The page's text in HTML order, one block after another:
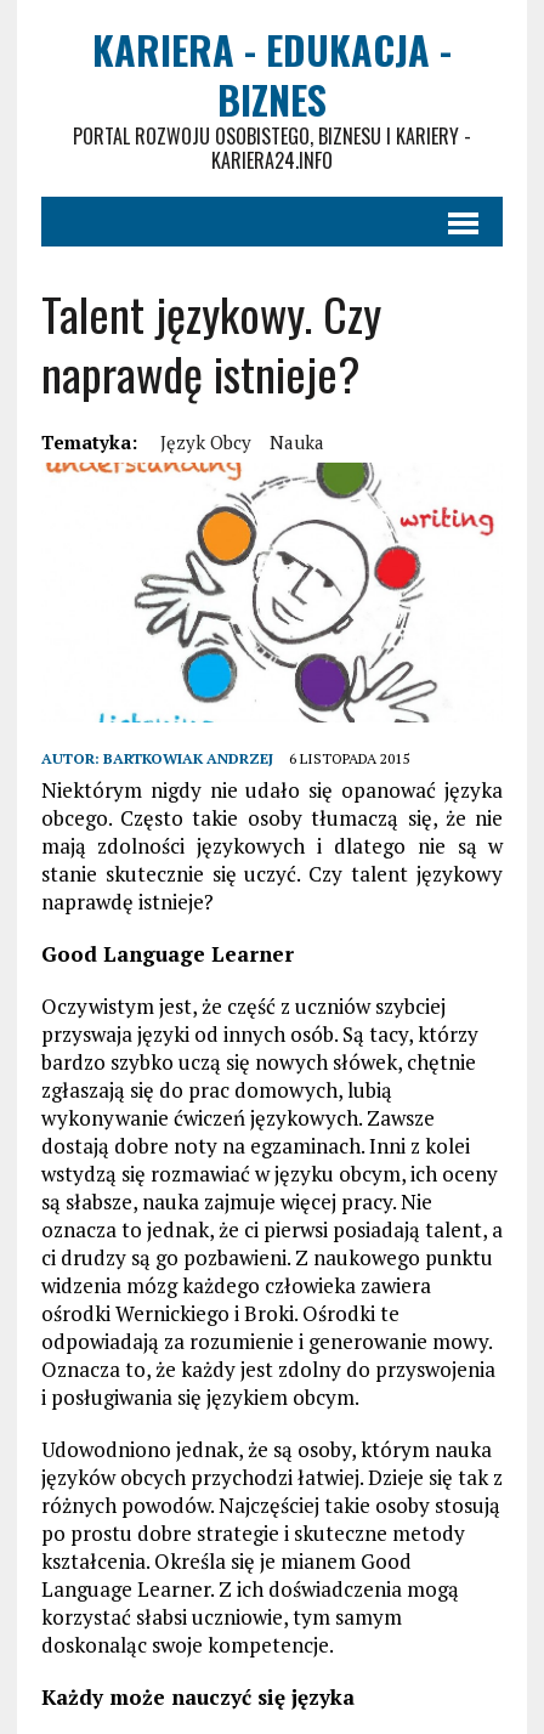
KARIERA - EDUKACJA -
BIZNES
PORTAL ROZWOJU OSOBISTEGO, BIZNESU I KARIERY -
KARIERA24.INFO
Talent językowy. Czy
naprawdę istnieje?
Tematyka: Język Obcy Nauka
AUTOR: BARTKOWIAK ANDRZEJ 6 LISTOPADA 2015
Niektórym nigdy nie udało się opanować języka
obcego. Często takie osoby tłumaczą się, że nie
mają zdolności językowych i dlatego nie są w
stanie skutecznie się uczyć. Czy talent językowy
naprawdę istnieje?
Good Language Learner
Oczywistym jest, że część z uczniów szybciej
przyswaja języki od innych osób. Są tacy, którzy
bardzo szybko uczą się nowych słówek, chętnie
zgłaszają się do prac domowych, lubią
wykonywanie ćwiczeń językowych. Zawsze
dostają dobre noty na egzaminach. Inni z kolei
wstydzą się rozmawiać w języku obcym, ich oceny
są słabsze, nauka zajmuje więcej pracy. Nie
oznacza to jednak, że ci pierwsi posiadają talent, a
ci drudzy są go pozbawieni. Z naukowego punktu
widzenia mózg każdego człowieka zawiera
ośrodki Wernickiego i Broki. Ośrodki te
odpowiadają za rozumienie i generowanie mowy.
Oznacza to, że każdy jest zdolny do przyswojenia
i posługiwania się językiem obcym.
Udowodniono jednak, że są osoby, którym nauka
języków obcych przychodzi łatwiej. Dzieje się tak z
różnych powodów. Najczęściej takie osoby stosują
po prostu dobre strategie i skuteczne metody
kształcenia. Określa się je mianem Good
Language Learner. Z ich doświadczenia mogą
korzystać słabsi uczniowie, tym samym
doskonaląc swoje kompetencje.
Każdy może nauczyć się języka